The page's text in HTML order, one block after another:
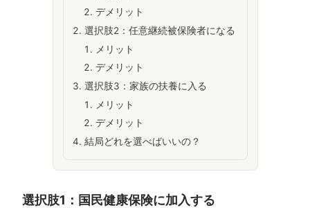
デメリット
選択肢2：任意継続被保険者になる
メリット
デメリット
選択肢3：家族の扶養に入る
メリット
デメリット
結局どれを選べばいいの？
選択肢1：国民健康保険に加入する